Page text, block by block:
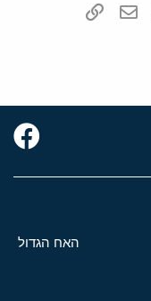
WhatsAppדואר אלקטרוני
האח הגדול